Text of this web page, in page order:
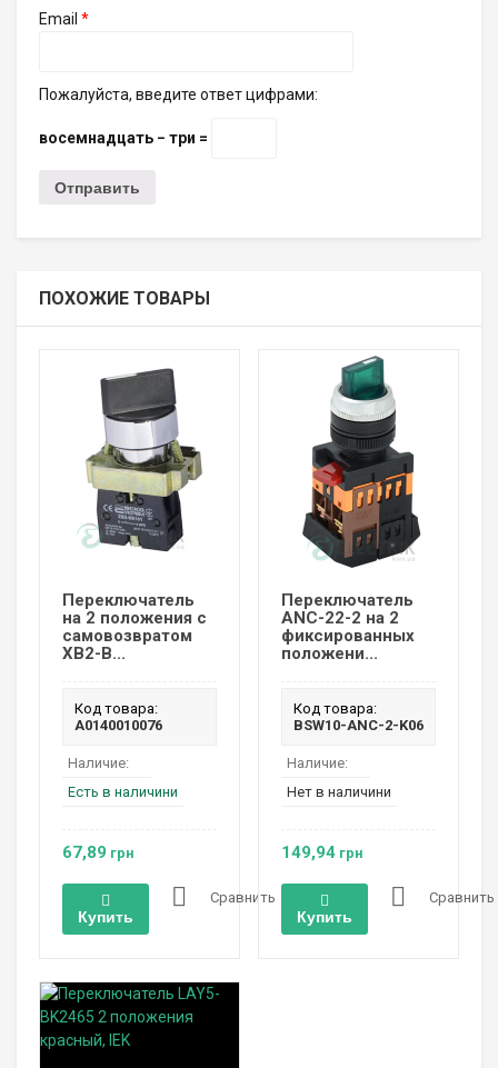
Email *
Пожалуйста, введите ответ цифрами:
восемнадцать − три =
ПОХОЖИЕ ТОВАРЫ
Переключатель
на 2 положения с
самовозвратом
XB2-B...
Код товара:
A0140010076
Наличие:
Есть в наличини
67,89 грн
Купить
Сравнить
Переключатель
ANC-22-2 на 2
фиксированных
положени...
Код товара:
BSW10-ANC-2-K06
Наличие:
Нет в наличини
149,94грн
Купить
Сравнить